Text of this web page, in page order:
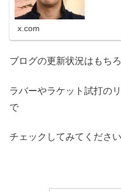
x.com
ブログの更新状況はもち
ラバーやラケット試打の
で
チェックしてみてください